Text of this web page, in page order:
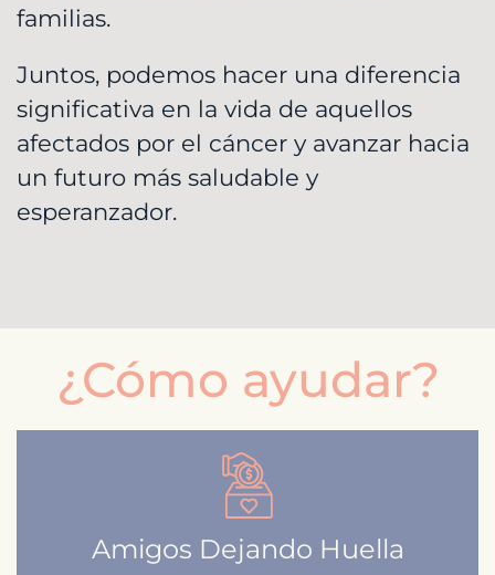
familias.
Juntos, podemos hacer una diferencia
significativa en la vida de aquellos
afectados por el cáncer y avanzar hacia
un futuro más saludable y
esperanzador.
¿Cómo ayudar?
Amigos Dejando Huella